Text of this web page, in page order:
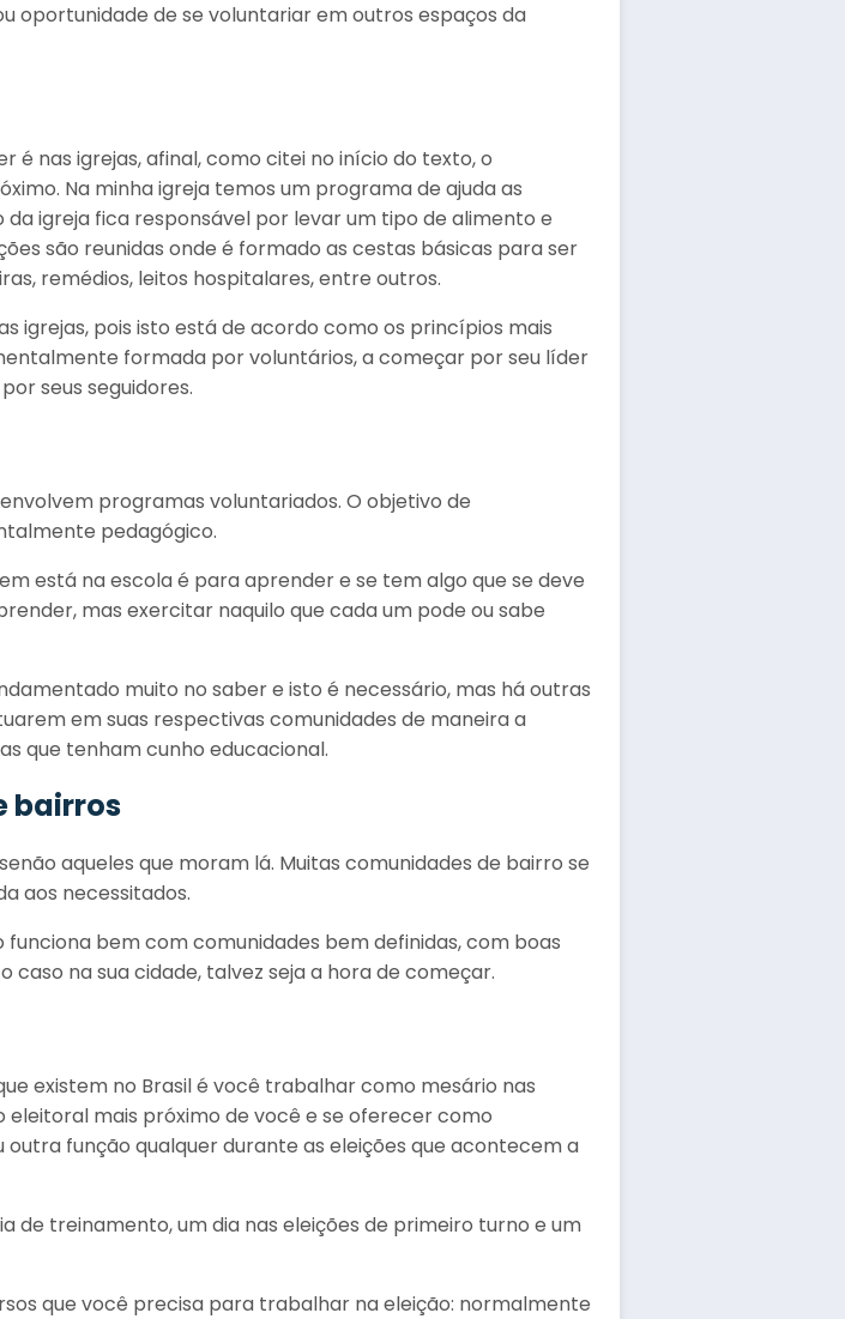
oportunidade de se voluntariar em outros espaços da
nas igrejas, afinal, como citei no início do texto, o
Na minha igreja temos um programa de ajuda as
igreja fica responsável por levar um tipo de alimento e
são reunidas onde é formado as cestas básicas para ser
remédios, leitos hospitalares, entre outros.
igrejas, pois isto está de acordo como os princípios mais
formada por voluntários, a começar por seu líder
seus seguidores.
programas voluntariados. O objetivo de
pedagógico.
está na escola é para aprender e se tem algo que se deve
mas exercitar naquilo que cada um pode ou sabe
muito no saber e isto é necessário, mas há outras
em suas respectivas comunidades de maneira a
que tenham cunho educacional.
bairros
aqueles que moram lá. Muitas comunidades de bairro se
aos necessitados.
bem com comunidades bem definidas, com boas
na sua cidade, talvez seja a hora de começar.
existem no Brasil é você trabalhar como mesário nas
mais próximo de você e se oferecer como
função qualquer durante as eleições que acontecem a
de treinamento, um dia nas eleições de primeiro turno e um
que você precisa para trabalhar na eleição: normalmente